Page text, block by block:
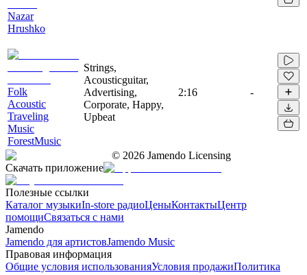
Nazar
Hrushko
Folk
Acoustic
Traveling
Music
ForestMusic
Strings,
Acousticguitar,
Advertising,
Corporate, Happy,
Upbeat
2:16 -
© 2026 Jamendo Licensing
Скачать приложение
Полезные ссылки
Каталог музыкиIn-store радиоЦеныКонтактыЦентр
помощиСвязаться с нами
Jamendo
Jamendo для артистовJamendo Music
Правовая информация
Общие условия использованияУсловия продажиПолитика